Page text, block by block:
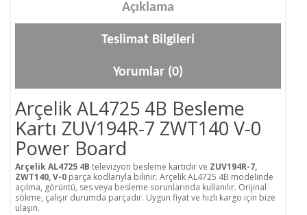
Açıklama
Teslimat Bilgileri
Yorumlar (0)
Arçelik AL4725 4B Besleme
Kartı ZUV194R-7 ZWT140 V-0
Power Board
Arçelik AL4725 4B televizyon besleme kartıdır ve ZUV194R-7,
ZWT140, V-0 parça kodlarıyla bilinir. Arçelik AL4725 4B modelinde
açılma, görüntü, ses veya besleme sorunlarında kullanılır. Orijinal
sökme, çalışır durumda parçadır. Uygun fiyat ve hızlı kargo için bize
ulaşın.